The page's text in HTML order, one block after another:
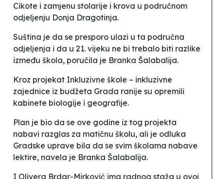
Cikote i zamjenu stolarije i krova u područnom
odjeljenju Donja Dragotinja.
Suština je da se presporo ulazi u ta područna
odjeljenja i da u 21. vijeku ne bi trebalo biti razlike
između škola, poručila je Branka Šalabalija.
Kroz projekat Inkluzivne škole – inkluzivne
zajednice iz budžeta Grada ranije su opremili
kabinete biologije i geografije.
Plan je bio da se ove godine iz tog projekta
nabavi razglas za matičnu školu, ali je odluka
Gradske uprave bila da se svim školama nabave
lektire, navela je Branka Šalabalija.
I Olivera Brdar-Mirković ima radnog staža u ovoj